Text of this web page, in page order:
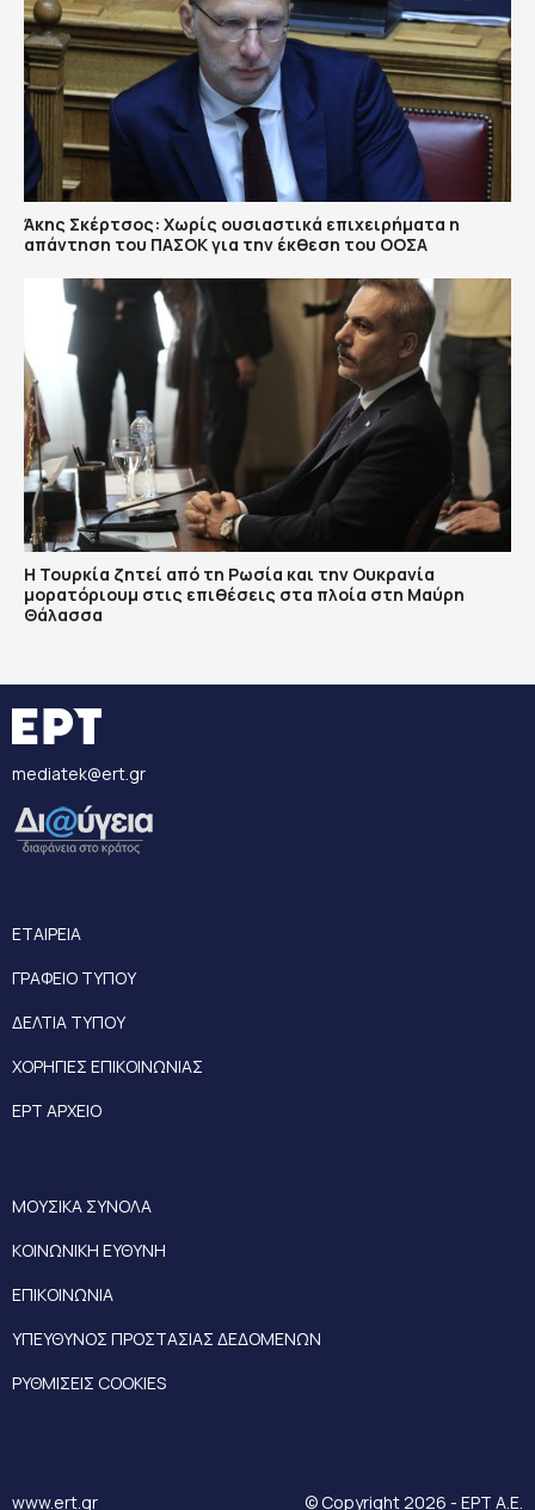
Άκης Σκέρτσος: Χωρίς ουσιαστικά επιχειρήματα η
απάντηση του ΠΑΣΟΚ για την έκθεση του ΟΟΣΑ
Η Τουρκία ζητεί από τη Ρωσία και την Ουκρανία
μορατόριουμ στις επιθέσεις στα πλοία στη Μαύρη
Θάλασσα
mediatek@ert.gr
ΕΤΑΙΡΕΙΑ
ΓΡΑΦΕΙΟ ΤΥΠΟΥ
ΔΕΛΤΙΑ ΤΥΠΟΥ
ΧΟΡΗΓΙΕΣ ΕΠΙΚΟΙΝΩΝΙΑΣ
ΕΡΤ ΑΡΧΕΙΟ
ΜΟΥΣΙΚΑ ΣΥΝΟΛΑ
ΚΟΙΝΩΝΙΚΗ ΕΥΘΥΝΗ
ΕΠΙΚΟΙΝΩΝΙΑ
ΥΠΕΥΘΥΝΟΣ ΠΡΟΣΤΑΣΙΑΣ ΔΕΔΟΜΕΝΩΝ
ΡΥΘΜΙΣΕΙΣ COOKIES
www.ert.gr © Copyright 2026 - ΕΡΤ Α.Ε.